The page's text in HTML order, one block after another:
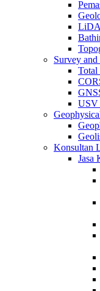
Survey
Total
USV
Konsultan
Jasa